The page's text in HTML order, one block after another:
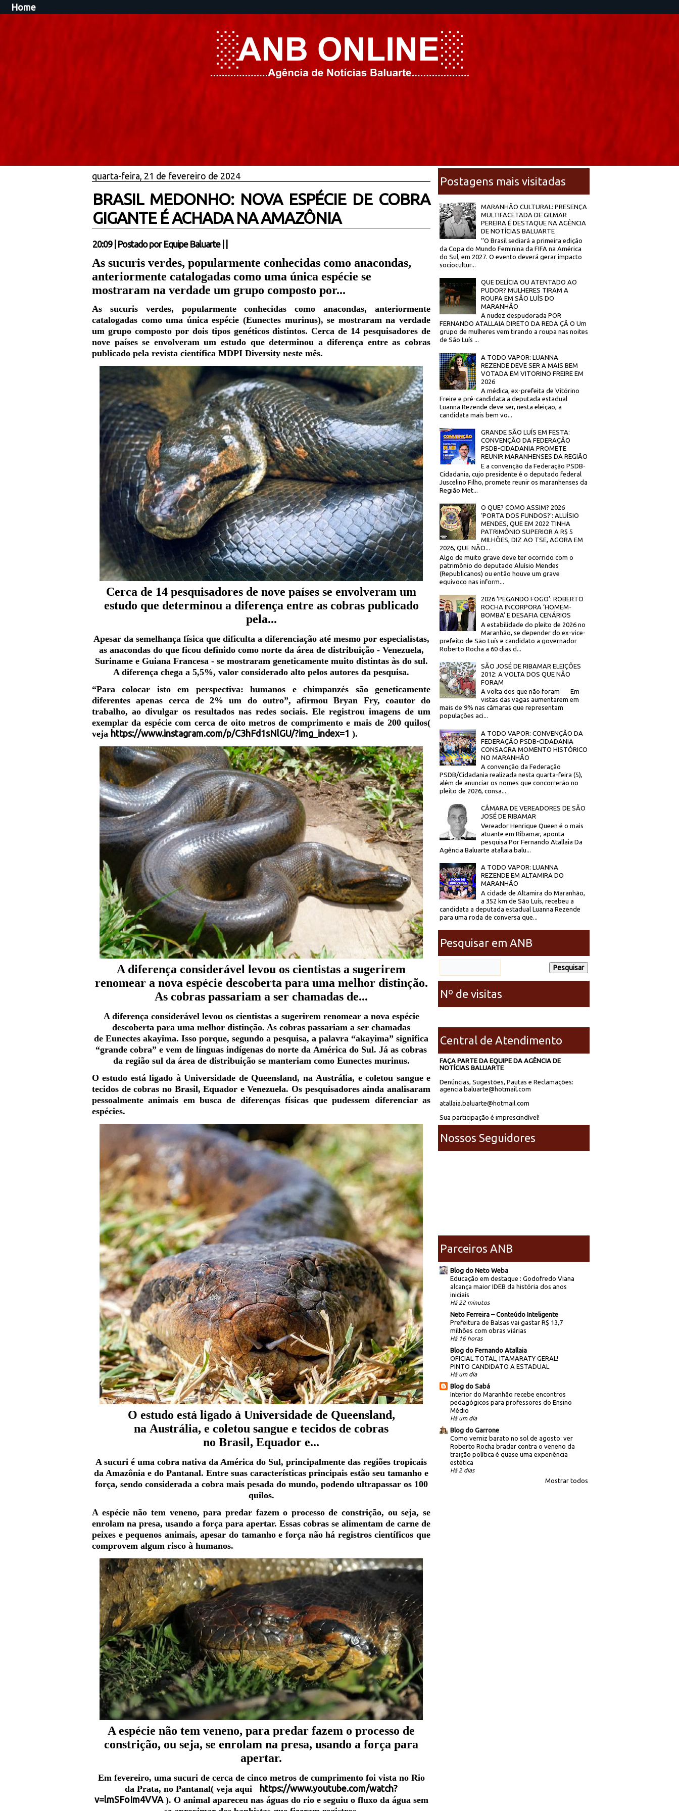
Home
quarta-feira, 21 de fevereiro de 2024
BRASIL MEDONHO: NOVA ESPÉCIE DE COBRA
GIGANTE É ACHADA NA AMAZÔNIA
20:09| Postado por Equipe Baluarte
As sucuris verdes, popularmente conhecidas como anacondas,
anteriormente catalogadas como uma única espécie se
mostraram na verdade um grupo composto por...
As sucuris verdes, popularmente conhecidas como anacondas, anteriormente
catalogadas como uma única espécie (Eunectes murinus), se mostraram na verdade
um grupo composto por dois tipos genéticos distintos. Cerca de 14 pesquisadores de
nove países se envolveram um estudo que determinou a diferença entre as cobras
publicado pela revista científica MDPI Diversity neste mês.
Cerca de 14 pesquisadores de nove países se envolveram um
estudo que determinou a diferença entre as cobras publicado
pela...
Apesar da semelhança física que dificulta a diferenciação até mesmo por especialistas,
as anacondas do que ficou definido como norte da área de distribuição - Venezuela,
Suriname e Guiana Francesa - se mostraram geneticamente muito distintas às do sul.
A diferença chega a 5,5%, valor considerado alto pelos autores da pesquisa.
“Para colocar isto em perspectiva: humanos e chimpanzés são geneticamente
diferentes apenas cerca de 2% um do outro”, afirmou Bryan Fry, coautor do
trabalho, ao divulgar os resultados nas redes sociais. Ele registrou imagens de um
exemplar da espécie com cerca de oito metros de comprimento e mais de 200 quilos(
veja https://www.instagram.com/p/C3hFd1sNlGU/?img_index=1 ).
A diferença considerável levou os cientistas a sugerirem
renomear a nova espécie descoberta para uma melhor distinção.
As cobras passariam a ser chamadas de...
A diferença considerável levou os cientistas a sugerirem renomear a nova espécie
descoberta para uma melhor distinção. As cobras passariam a ser chamadas
de Eunectes akayima. Isso porque, segundo a pesquisa, a palavra “akayima” significa
“grande cobra” e vem de línguas indígenas do norte da América do Sul. Já as cobras
da região sul da área de distribuição se manteriam como Eunectes murinus.
O estudo está ligado à Universidade de Queensland, naAustrália, e coletou sangue e
tecidos de cobras no Brasil,Equador eVenezuela. Os pesquisadores ainda analisaram
pessoalmente animais em busca de diferenças físicas que pudessem diferenciar as
espécies.
O estudo está ligado à Universidade de Queensland,
na Austrália, e coletou sangue e tecidos de cobras
no Brasil, Equador e...
A sucuri é uma cobra nativa da América do Sul, principalmente das regiões tropicais
da Amazônia e do Pantanal. Entre suas características principais estão seu tamanho e
força, sendo considerada a cobra mais pesada do mundo, podendo ultrapassar os 100
quilos.
A espécie não tem veneno, para predar fazem o processo de constrição, ou seja, se
enrolam na presa, usando a força para apertar. Essas cobras se alimentam de carne de
peixes e pequenos animais, apesar do tamanho e força não há registros científicos que
comprovem algum risco à humanos.
A espécie não tem veneno, para predar fazem o processo de
constrição, ou seja, se enrolam na presa, usando a força para
apertar.
Em fevereiro, uma sucuri de cerca de cinco metros de cumprimento foi vista no Rio
da Prata, no Pantanal( veja aqui
https://www.youtube.com/watch?
v=lmSFoIm4VVA). O animal apareceu nas águas do rio e seguiu o fluxo da água sem
Postagens mais visitadas
MARANHÃO CULTURAL: PRESENÇA
MULTIFACETADA DE GILMAR
PEREIRA É DESTAQUE NA AGÊNCIA
DE NOTÍCIAS BALUARTE
‘’O Brasil sediará a primeira edição
da Copa do Mundo Feminina da FIFA na América
do Sul, em 2027. O evento deverá gerar impacto
sociocultur...
QUE DELÍCIA OU ATENTADO AO
PUDOR? MULHERES TIRAM A
ROUPA EM SÃO LUÍS DO
MARANHÃO
A nudez despudorada POR
FERNANDO ATALLAIA DIRETO DA REDA ÇÃ O Um
grupo de mulheres vem tirando a roupa nas noites
de São Luís ...
A TODO VAPOR: LUANNA
REZENDE DEVE SER A MAIS BEM
VOTADA EM VITORINO FREIRE EM
2026
A médica, ex-prefeita de Vitórino
Freire e pré-candidata a deputada estadual
Luanna Rezende deve ser, nesta eleição, a
candidata mais bem vo...
GRANDE SÃO LUÍS EM FESTA:
CONVENÇÃO DA FEDERAÇÃO
PSDB-CIDADANIA PROMETE
REUNIR MARANHENSES DA REGIÃO
E a convenção da Federação PSDB-
Cidadania, cujo presidente é o deputado federal
Juscelino Filho, promete reunir os maranhenses da
Região Met...
O QUE? COMO ASSIM? 2026
‘PORTA DOS FUNDOS?’: ALUÍSIO
MENDES, QUE EM 2022 TINHA
PATRIMÔNIO SUPERIOR A R$ 5
MILHÕES, DIZ AO TSE, AGORA EM
2026, QUE NÃO...
Algo de muito grave deve ter ocorrido com o
patrimônio do deputado Aluísio Mendes
(Republicanos) ou então houve um grave
equívoco nas inform...
2026 ‘PEGANDO FOGO’: ROBERTO
ROCHA INCORPORA ‘HOMEM-
BOMBA’ E DESAFIA CENÁRIOS
A estabilidade do pleito de 2026 no
Maranhão, se depender do ex-vice-
prefeito de São Luís e candidato a governador
Roberto Rocha a 60 dias d...
SÃO JOSÉ DE RIBAMAR ELEIÇÕES
2012: A VOLTA DOS QUE NÃO
FORAM
A volta dos que não foram Em
vistas das vagas aumentarem em
mais de 9% nas câmaras que representam
populações aci...
A TODO VAPOR: CONVENÇÃO DA
FEDERAÇÃO PSDB-CIDADANIA
CONSAGRA MOMENTO HISTÓRICO
NO MARANHÃO
A convenção da Federação
PSDB/Cidadania realizada nesta quarta-feira (5),
além de anunciar os nomes que concorrerão no
pleito de 2026, consa...
CÂMARA DE VEREADORES DE SÃO
JOSÉ DE RIBAMAR
Vereador Henrique Queen é o mais
atuante em Ribamar, aponta
pesquisa Por Fernando Atallaia Da
Agência Baluarte atallaia.balu...
A TODO VAPOR: LUANNA
REZENDE EM ALTAMIRA DO
MARANHÃO
A cidade de Altamira do Maranhão,
a 352 km de São Luís, recebeu a
candidata a deputada estadual Luanna Rezende
para uma roda de conversa que...
Pesquisar em ANB
Nº de visitas
Central de Atendimento
FAÇA PARTE DA EQUIPE DA AGÊNCIA DE
NOTÍCIAS BALUARTE
Denúncias, Sugestões, Pautas e Reclamações:
agencia.baluarte@hotmail.com
atallaia.baluarte@hotmail.com
Sua participação é imprescindível!
Nossos Seguidores
Parceiros ANB
Blog do Neto Weba
Educação em destaque : Godofredo Viana
alcança maior IDEB da história dos anos
iniciais
Há 22 minutos
Neto Ferreira – Conteúdo Inteligente
Prefeitura de Balsas vai gastar R$ 13,7
milhões com obras viárias
Há 16 horas
Blog do Fernando Atallaia
OFICIAL TOTAL, ITAMARATY GERAL!
PINTO CANDIDATO A ESTADUAL
Há um dia
Blog do Sabá
Interior do Maranhão recebe encontros
pedagógicos para professores do Ensino
Médio
Há um dia
Blog do Garrone
Como verniz barato no sol de agosto: ver
Roberto Rocha bradar contra o veneno da
traição política é quase uma experiência
estética
Há 2 dias
Mostrar todos